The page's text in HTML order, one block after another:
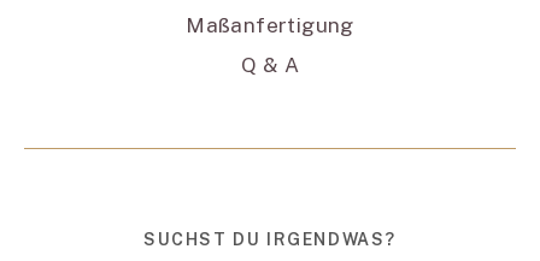
Maßanfertigung
Q & A
SUCHST DU IRGENDWAS?